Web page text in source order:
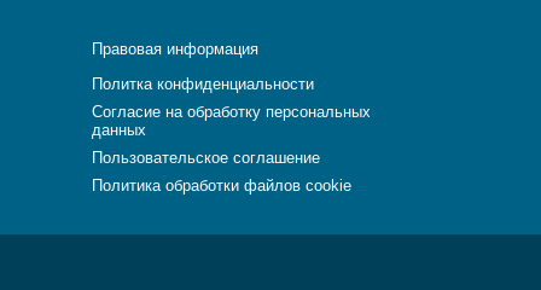
Правовая информация
Политка конфиденциальности
Согласие на обработку персональных
данных
Пользовательское соглашение
Политика обработки файлов cookie